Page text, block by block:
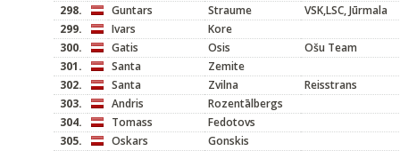
298.
Guntars Straume
VSK,LSC, Jūrmala
299.
Ivars
Kore
300.
Gatis Osis
Ošu Team
301.
Santa
Zemite
302.
Santa Zvilna
Reisstrans
303.
Andris
Rozentālbergs
304.
Tomass
Fedotovs
305.
Oskars
Gonskis